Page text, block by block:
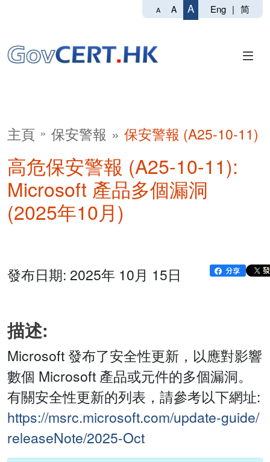
A A A Eng | 简
主頁 保安警報 保安警報 (A25-10-11)
高危保安警報 (A25-10-11):
Microsoft 產品多個漏洞
(2025年10月)
發布日期: 2025年 10月 15日
描述:
Microsoft 發布了安全性更新，以應對影響
數個 Microsoft 產品或元件的多個漏洞。
有關安全性更新的列表，請參考以下網址:
https://msrc.microsoft.com/update-guide/
releaseNote/2025-Oct